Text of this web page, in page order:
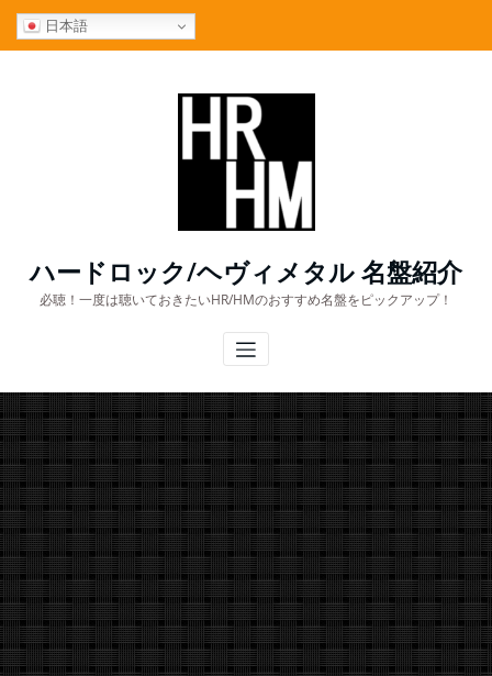
日本語
ハードロック/ヘヴィメタル 名盤紹介
必聴！一度は聴いておきたいHR/HMのおすすめ名盤をピックアップ！